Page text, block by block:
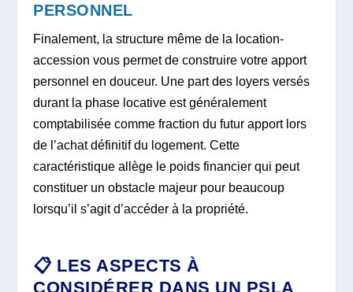
PERSONNEL
Finalement, la structure même de la location-
accession vous permet de construire votre apport
personnel en douceur. Une part des loyers versés
durant la phase locative est généralement
comptabilisée comme fraction du futur apport lors
de l’achat définitif du logement. Cette
caractéristique allège le poids financier qui peut
constituer un obstacle majeur pour beaucoup
lorsqu’il s’agit d’accéder à la propriété.
📋 LES ASPECTS À
CONSIDÉRER DANS UN PSLA